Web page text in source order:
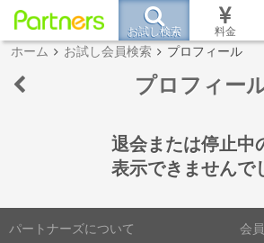
お試し検索 料金
ホーム お試し会員検索 プロフィール
プロフィー
退会または停止中
表示できませんで
パートナーズについて
会